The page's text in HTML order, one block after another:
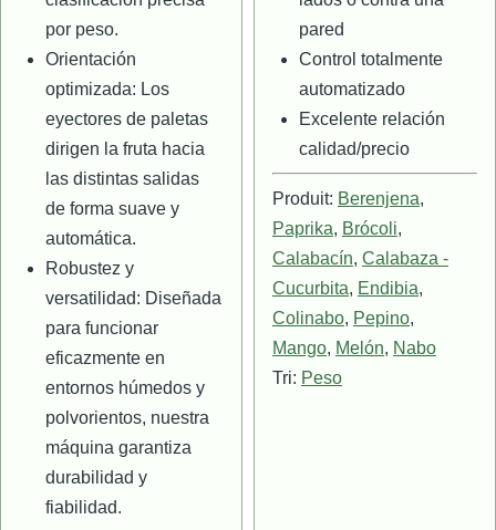
por peso.
Orientación
optimizada: Los
eyectores de paletas
dirigen la fruta hacia
las distintas salidas
de forma suave y
automática.
Robustez y
versatilidad: Diseñada
para funcionar
eficazmente en
entornos húmedos y
polvorientos, nuestra
máquina garantiza
durabilidad y
fiabilidad.
pared
Control totalmente
automatizado
Excelente relación
calidad/precio
Produit: Berenjena,
Paprika, Brócoli,
Calabacín, Calabaza -
Cucurbita, Endibia,
Colinabo, Pepino,
Mango, Melón, Nabo
Tri: Peso